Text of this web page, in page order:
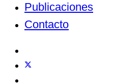
Publicaciones
Contacto